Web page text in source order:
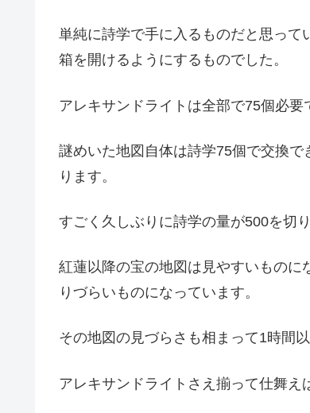
単純に詩学で手に入るものだと思っ
箱を開けるようにするものでした。
アレキサンドライトは全部で75個必要
謎めいた地図自体は詩学75個で交換
ります。
すごく久しぶりに詩学の量が500を切り
紅蓮以降の宝の地図は見やすいもの
りづらいものになっています。
その地図の見づらさも相まって1時間
アレキサンドライトさえ揃って仕舞え